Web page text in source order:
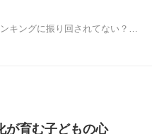
キングに振り回されてない？…
が育む子どもの心